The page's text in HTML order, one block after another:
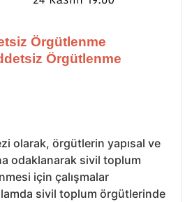
Örgütlenme
Örgütlenme
olarak, örgütlerin yapısal ve
odaklanarak sivil toplum
için çalışmalar
sivil toplum örgütlerinde